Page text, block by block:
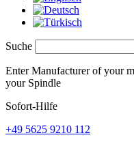
Suche
Enter Manufacturer of your
your Spindle
Sofort-Hilfe
+49 5625 9210 112